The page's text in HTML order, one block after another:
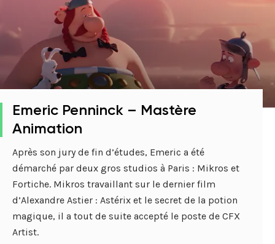
Emeric Penninck – Mastère
Animation
Après son jury de fin d’études, Emeric a été
démarché par deux gros studios à Paris : Mikros et
Fortiche. Mikros travaillant sur le dernier film
d’Alexandre Astier : Astérix et le secret de la potion
magique, il a tout de suite accepté le poste de CFX
Artist.